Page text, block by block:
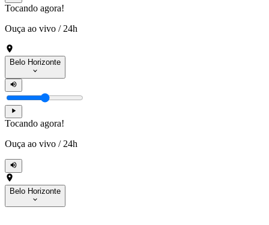
Tocando agora!
Ouça ao vivo / 24h
Belo Horizonte
Tocando agora!
Ouça ao vivo / 24h
Belo Horizonte